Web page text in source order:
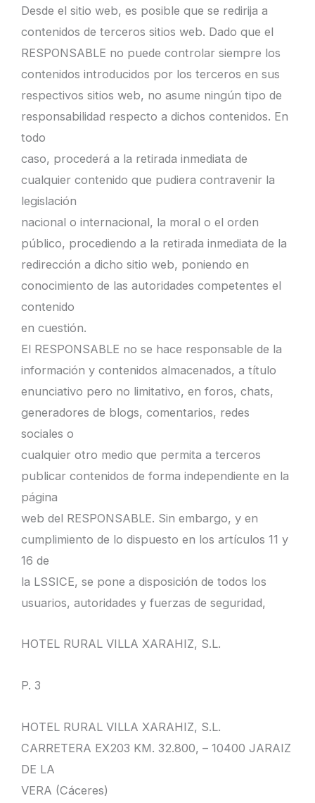
Desde el sitio web, es posible que se redirija a
contenidos de terceros sitios web. Dado que el
RESPONSABLE no puede controlar siempre los
contenidos introducidos por los terceros en sus
respectivos sitios web, no asume ningún tipo de
responsabilidad respecto a dichos contenidos. En
todo
caso, procederá a la retirada inmediata de
cualquier contenido que pudiera contravenir la
legislación
nacional o internacional, la moral o el orden
público, procediendo a la retirada inmediata de la
redirección a dicho sitio web, poniendo en
conocimiento de las autoridades competentes el
contenido
en cuestión.
El RESPONSABLE no se hace responsable de la
información y contenidos almacenados, a título
enunciativo pero no limitativo, en foros, chats,
generadores de blogs, comentarios, redes
sociales o
cualquier otro medio que permita a terceros
publicar contenidos de forma independiente en la
página
web del RESPONSABLE. Sin embargo, y en
cumplimiento de lo dispuesto en los artículos 11 y
16 de
la LSSICE, se pone a disposición de todos los
usuarios, autoridades y fuerzas de seguridad,
HOTEL RURAL VILLA XARAHIZ, S.L.
P. 3
HOTEL RURAL VILLA XARAHIZ, S.L.
CARRETERA EX203 KM. 32.800, – 10400 JARAIZ
DE LA
VERA (Cáceres)